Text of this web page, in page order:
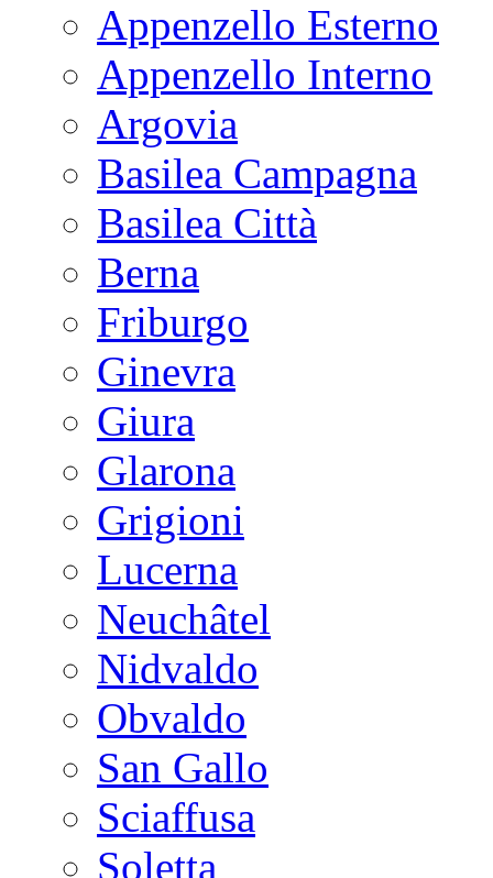
Appenzello Esterno
Appenzello Interno
Argovia
Basilea Campagna
Basilea Città
Berna
Friburgo
Ginevra
Giura
Glarona
Grigioni
Lucerna
Neuchâtel
Nidvaldo
Obvaldo
San Gallo
Sciaffusa
Soletta